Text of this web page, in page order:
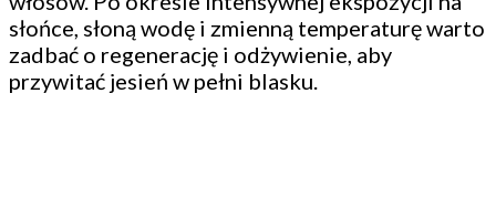
słońce, słoną wodę i zmienną temperaturę warto
zadbać o regenerację i odżywienie, aby
przywitać jesień w pełni blasku.